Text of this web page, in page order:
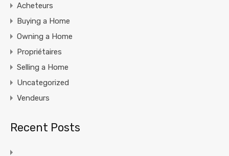
Acheteurs
Buying a Home
Owning a Home
Propriétaires
Selling a Home
Uncategorized
Vendeurs
Recent Posts